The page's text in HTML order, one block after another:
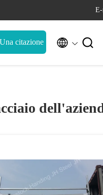
citazione  